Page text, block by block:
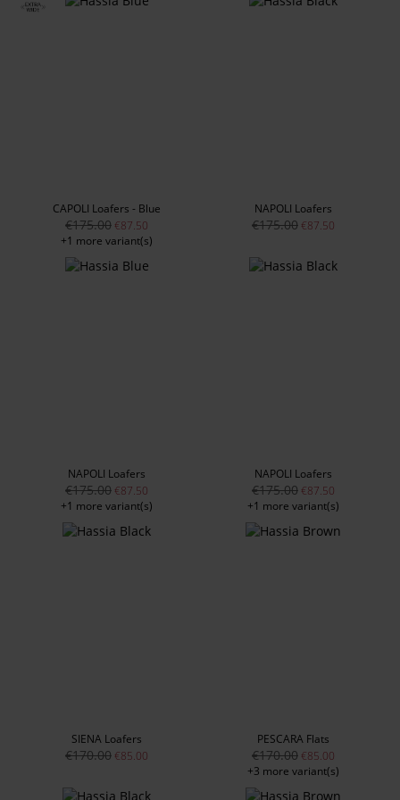
CAPOLI Loafers - Blue
€175.00 €87.50
+1 more variant(s)
NAPOLI Loafers
€175.00 €87.50
NAPOLI Loafers
€175.00 €87.50
+1 more variant(s)
NAPOLI Loafers
€175.00 €87.50
+1 more variant(s)
SIENA Loafers
€170.00 €85.00
PESCARA Flats
€170.00 €85.00
+3 more variant(s)